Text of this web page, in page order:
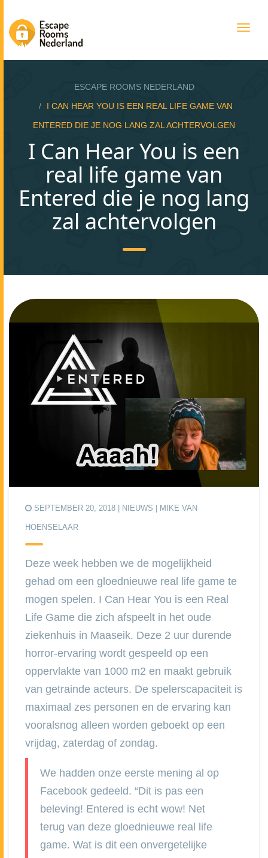
ESCAPE ROOMS NEDERLAND
I CAN HEAR YOU IS EEN REAL LIFE GAME VAN
ENTERED DIE JE NOG LANG ZAL ACHTERVOLGEN
I Can Hear You is een
real life game van
Entered die je nog lang
zal achtervolgen
SEPTEMBER 20, 2018 | NIEUWS | MIKE VAN
HOENSELAAR
Deze week hebben we de mogelijkheid
gehad om een gloednieuwe real life game te
mogen spelen. I Can Hear You is een Real
Life Game die zich afspeelt in het oude
ziekenhuis in Maaseik. Deze 2 uur durende
horror-ervaring wordt gespeeld op een
oppervlakte van 1000 m2 en maakt gebruik
van getrainde acteurs. De spelerscapaciteit is
maximaal zes personen en de ervaring kan
vooralsnog alleen worden geboekt op een
vrijdag, zaterdag of zondag.
We hadden onze eerste mening al op
Facebook gedeeld. “Dit is pas een
beleving! Entered is echt wow! Net
terug van deze gloednieuwe real life
game. Wat is dit een onvergetelijke